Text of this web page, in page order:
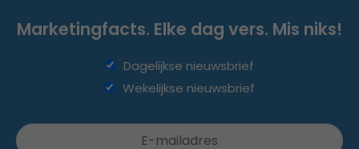
Marketingfacts. Elke dag vers. Mis niks!
Dagelijkse nieuwsbrief
Wekelijkse nieuwsbrief